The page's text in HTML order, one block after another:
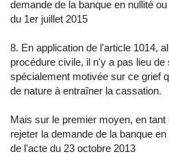
demande de la banque en nullité
du 1er juillet 2015
8. En application de l'article 1014,
procédure civile, il n'y a pas lieu
spécialement motivée sur ce grief
de nature à entraîner la cassation.
Mais sur le premier moyen, en tant
rejeter la demande de la banque
de l'acte du 23 octobre 2013